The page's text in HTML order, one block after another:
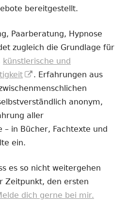
bereitgestellt.
Paarberatung, Hypnose
zugleich die Grundlage für
künstlerische und
In
neuem
Fenster
öffnen
. Erfahrungen aus
anonym,
aller
– in Bücher, Fachtexte und
ein.
es so nicht weitergehen
Zeitpunkt, den ersten
dich gerne bei mir.